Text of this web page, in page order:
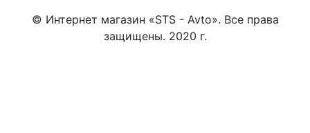
© Интернет магазин «STS - Avto». Все права
защищены. 2020 г.